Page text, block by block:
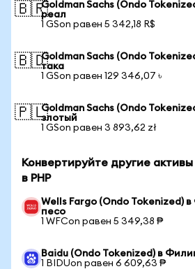
🇧🇷Goldman Sachs (Ondo
реал
1 GSon равен 5 342,18 R$
🇧🇩Goldman Sachs (Ondo
така
1 GSon равен 129 346,07 ৳
🇵🇱Goldman Sachs (Ondo
злотый
1 GSon равен 3 893,62 zł
Конвертируйте другие
в PHP
Wells Fargo (Ondo Tokenized)
песо
1 WFCon равен 5 349,38 ₱
Baidu (Ondo Tokenized) в
1 BIDUon равен 6 609,63 ₱